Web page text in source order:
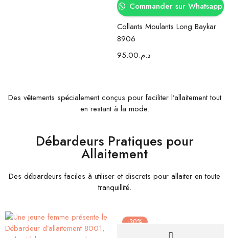
Commander sur Whatsapp
Collants Moulants Long Baykar
8906
د.م.95.00
Des vêtements spécialement conçus pour faciliter l’allaitement tout
en restant à la mode.
Débardeurs Pratiques pour
Allaitement
Des débardeurs faciles à utiliser et discrets pour allaiter en toute
tranquillité.
-30%